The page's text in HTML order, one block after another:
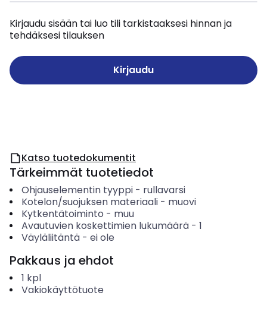
Kirjaudu sisään tai luo tili tarkistaaksesi hinnan ja
tehdäksesi tilauksen
Kirjaudu
Katso tuotedokumentit
Tärkeimmät tuotetiedot
Ohjauselementin tyyppi- rullavarsi
Kotelon/suojuksen materiaali- muovi
Kytkentätoiminto - muu
Avautuvien koskettimien lukumäärä- 1
Väyläliitäntä- ei ole
Pakkaus ja ehdot
1 kpl
Vakiokäyttötuote